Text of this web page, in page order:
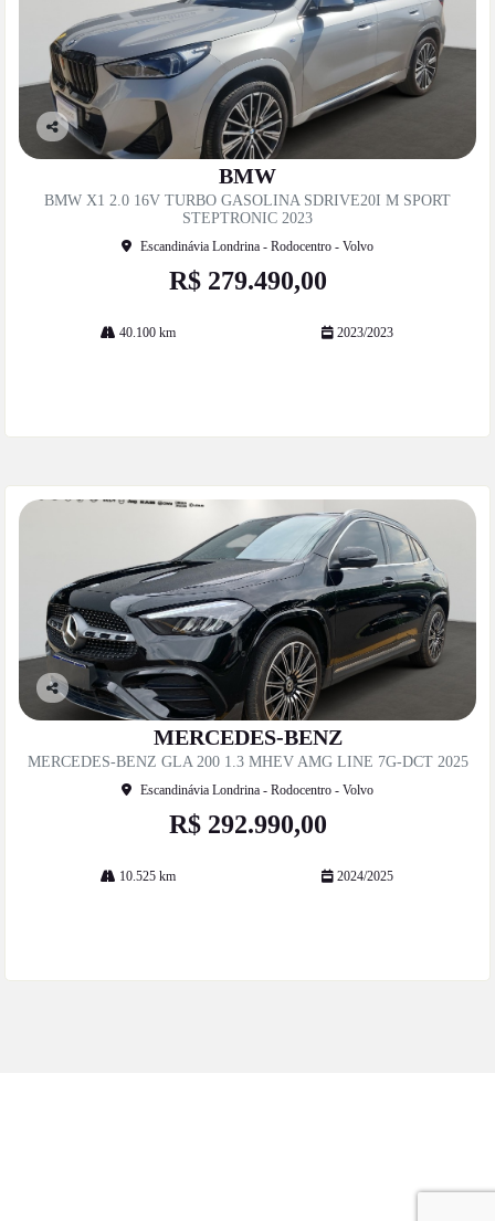
Co
he
BMW
BMW X1 2.0 16V TURBO GASOLINA SDRIVE20I M SPORT
STEPTRONIC 2023
Escandinávia Londrina - Rodocentro - Volvo
R$ 279.490,00
40.100 km 2023/2023
Co
he
MERCEDES-BENZ
MERCEDES-BENZ GLA 200 1.3 MHEV AMG LINE 7G-DCT 2025
Escandinávia Londrina - Rodocentro - Volvo
R$ 292.990,00
10.525 km 2024/2025